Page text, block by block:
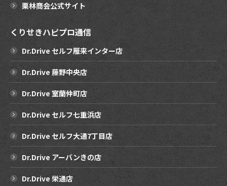
栗林商会公式サイト
くりせきハピプロ通信
Dr.Drive セルフ雁来インター店
Dr.Drive 藤野中央店
Dr.Drive 室蘭仲町店
Dr.Drive セルフ七重浜店
Dr.Drive セルフ大通7丁目店
Dr.Drive アーバンきの店
Dr.Drive 栄通店